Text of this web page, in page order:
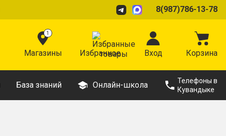
8(987)786-13-78
1
Магазины Избранное Вход Корзина
База знаний Онлайн-школа
Телефоны в
Кувандыке